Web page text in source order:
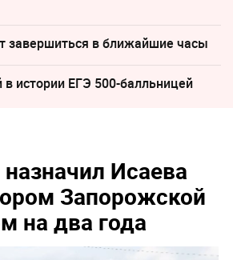
завершиться в ближайшие часы
в истории ЕГЭ 500-балльницей
Исаева
Запорожской
на два года